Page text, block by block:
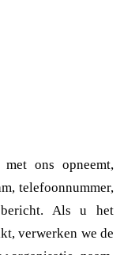
ons opneemt,
telefoonnummer,
Als u het
verwerken we de